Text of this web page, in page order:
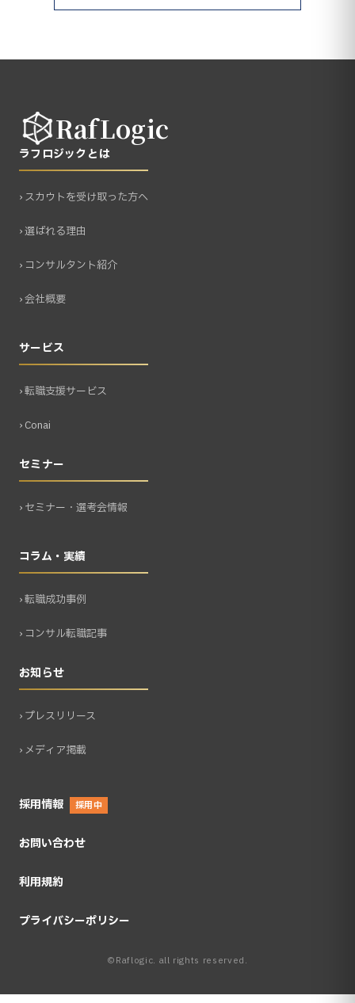
RafLogic
ラフロジックとは
› スカウトを受け取った方へ
› 選ばれる理由
› コンサルタント紹介
› 会社概要
サービス
› 転職支援サービス
› Conai
セミナー
› セミナー・選考会情報
コラム・実績
› 転職成功事例
› コンサル転職記事
お知らせ
› プレスリリース
› メディア掲載
採用情報 採用中
お問い合わせ
利用規約
プライバシーポリシー
©Raflogic. all rights reserved.